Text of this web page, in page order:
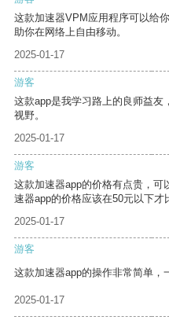
这款加速器VPM应用程序可以给
助你在网络上自由移动。
2025-01-17
游客
这款app是我学习路上的良师益
视野。
2025-01-17
游客
这款加速器app的价格有点贵，可
速器app的价格应该在50元以下才
2025-01-17
游客
这款加速器app的操作非常简单，
2025-01-17